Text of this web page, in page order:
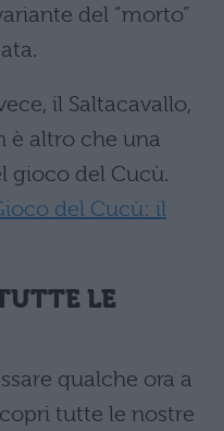
del “morto”
il Saltacavallo,
è altro che una
gioco del Cucù.
del Cucù: il
LE
qualche ora a
tutte le nostre